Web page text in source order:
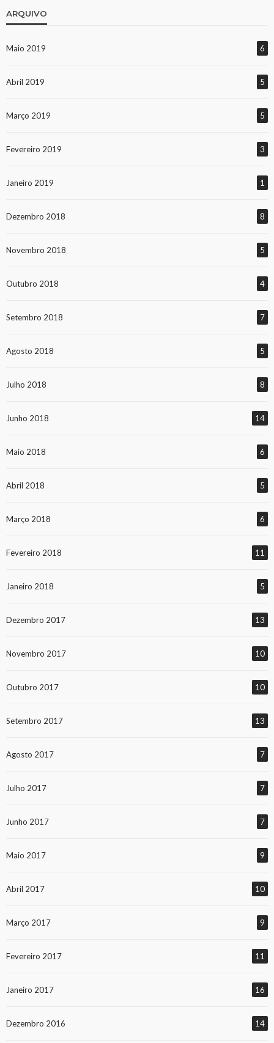
ARQUIVO
Maio 2019 6
Abril 2019 5
Março 2019 5
Fevereiro 2019 3
Janeiro 2019 1
Dezembro 2018 8
Novembro 2018 5
Outubro 2018 4
Setembro 2018 7
Agosto 2018 5
Julho 2018 8
Junho 2018 14
Maio 2018 6
Abril 2018 5
Março 2018 6
Fevereiro 2018 11
Janeiro 2018 5
Dezembro 2017 13
Novembro 2017 10
Outubro 2017 10
Setembro 2017 13
Agosto 2017 7
Julho 2017 7
Junho 2017 7
Maio 2017 9
Abril 2017 10
Março 2017 9
Fevereiro 2017 11
Janeiro 2017 16
Dezembro 2016 14